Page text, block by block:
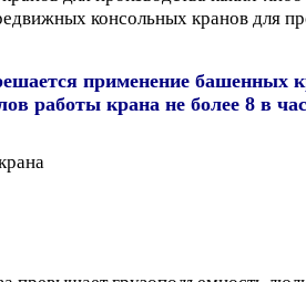
консольных кранов для
применение башенных
работы крана не более 8 в